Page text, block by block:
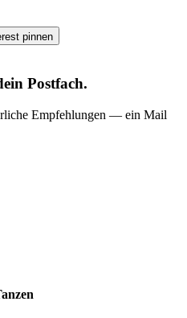
pinnen
Postfach.
Empfehlungen — ein Mail